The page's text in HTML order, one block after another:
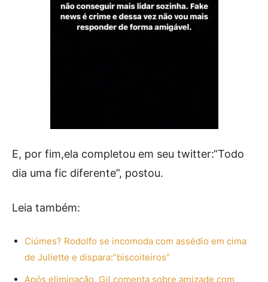
E, por fim,ela completou em seu twitter:“Todo
dia uma fic diferente”, postou.
Leia também:
Ciúmes? Rodolfo se incomoda com assédio em cima
de Juliette e dispara:”biscoiteiros”
Após eliminação, Gil comenta sobre amizade com